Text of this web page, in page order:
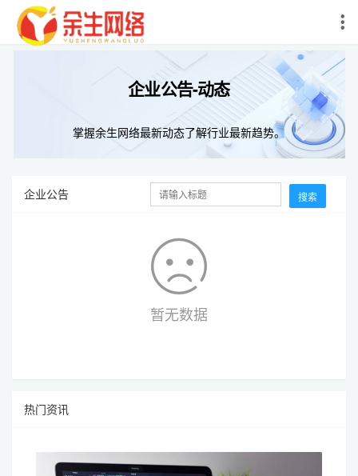
企业公告-动态
掌握余生网络最新动态了解行业最新趋势。
企业公告 搜索
暂无数据
热门资讯